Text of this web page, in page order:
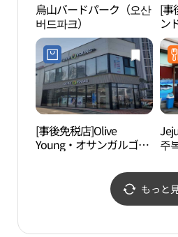
烏山バードパーク（오산
버드파크）
[事
ン
オ
프
점)
[事後免税店]Olive
Young・オサンガルゴッ
주
もっと